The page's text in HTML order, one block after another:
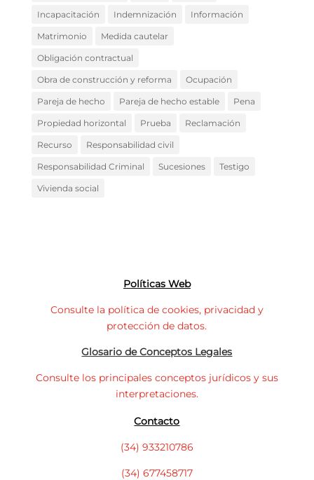
Incapacitación Indemnización Información
Matrimonio Medida cautelar
Obligación contractual
Obra de construcción y reforma Ocupación
Pareja de hecho Pareja de hecho estable Pena
Propiedad horizontal Prueba Reclamación
Recurso Responsabilidad civil
Responsabilidad Criminal Sucesiones Testigo
Vivienda social
Políticas Web
Consulte la política de cookies, privacidad y
protección de datos.
Glosario de Conceptos Legales
Consulte los principales conceptos jurídicos y sus
interpretaciones.
Contacto
(34) 933210786
(34) 677458717